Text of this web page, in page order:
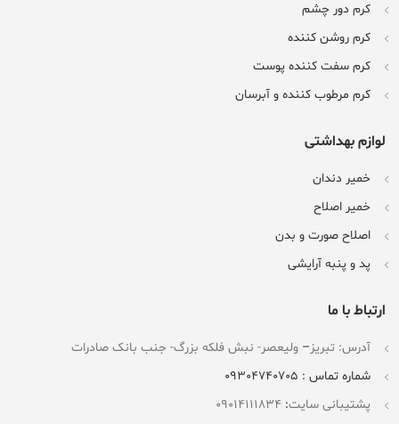
کرم دور چشم
کرم روشن کننده
کرم سفت کننده پوست
کرم مرطوب کننده و آبرسان
لوازم بهداشتی
خمیر دندان
خمیر اصلاح
اصلاح صورت و بدن
پد و پنبه آرایشی
ارتباط با ما
آدرس: تبریز– ولیعصر- نبش فلکه بزرگ- جنب بانک صادرات
شماره تماس : 09304740705
پشتیبانی سایت: